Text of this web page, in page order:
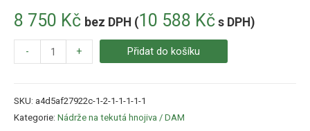
8 750 Kč bez DPH (10 588 Kč s DPH)
- + Přidat do košíku
SKU: a4d5af27922c-1-2-1-1-1-1-1
Kategorie: Nádrže na tekutá hnojiva / DAM